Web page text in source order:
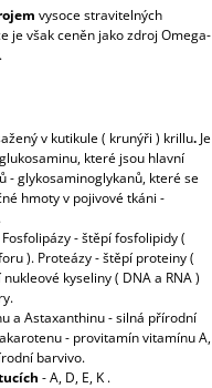
vysoce stravitelných
je však ceněn jako zdroj Omega-
v kutikule ( krunýři ) krillu. Je
které jsou hlavní
- glykosaminoglykanů, které se
hmoty v pojivové tkáni -
Fosfolipázy- štěpí fosfolipidy (
). Proteázy- štěpí proteiny (
kyseliny ( DNA a RNA )
a Astaxanthinu - silná přírodní
- provitamín vitamínu A,
barvivo.
- A, D, E, K .